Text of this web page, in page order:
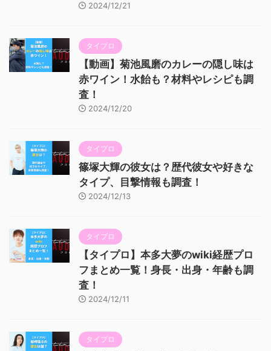
2024/12/21
タイプロ
【動画】菊池風磨のカレーの隠し味は
赤ワイン！水飴も？材料やレシピも調
査！
2024/12/20
タイプロ
篠塚大輝の彼女は？歴代彼女や好きな
タイプ、目撃情報も調査！
2024/12/13
タイプロ
【タイプロ】本多大夢のwiki経歴プロ
フまとめ一覧！身長・出身・年齢も調
査！
2024/12/11
タイプロ